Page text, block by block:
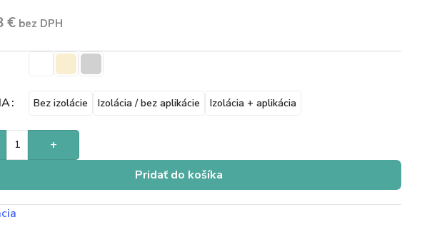
€bez DPH
Bez izolácie Izolácia / bez aplikácie Izolácia + aplikácia
+
Pridať do košíka